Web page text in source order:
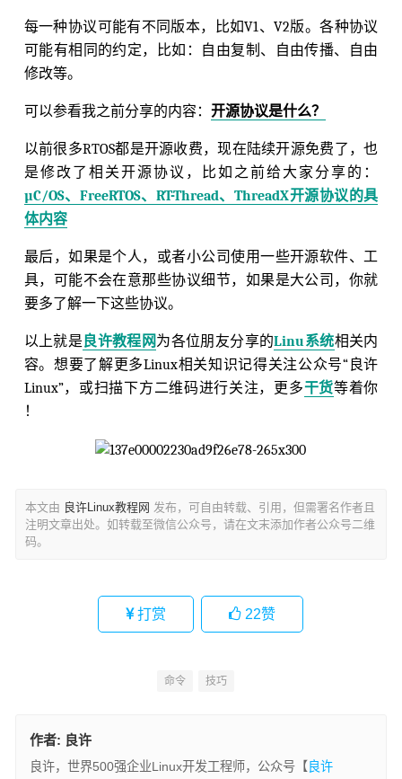
每一种协议可能有不同版本，比如V1、V2版。各种协议
可能有相同的约定，比如：自由复制、自由传播、自由
修改等。
可以参看我之前分享的内容： 开源协议是什么？
以前很多RTOS都是开源收费，现在陆续开源免费了，也
是修改了相关开源协议，比如之前给大家分享的：
µC/OS、FreeRTOS、RT-Thread、ThreadX开源协议的具
体内容
最后，如果是个人，或者小公司使用一些开源软件、工
具，可能不会在意那些协议细节，如果是大公司，你就
要多了解一下这些协议。
以上就是良许教程网为各位朋友分享的Linu系统相关内
容。想要了解更多Linux相关知识记得关注公众号“良许
Linux”，或扫描下方二维码进行关注，更多干货等着你
！
本文由 良许Linux教程网 发布，可自由转载、引用，但需署名作者且
注明文章出处。如转载至微信公众号，请在文末添加作者公众号二维
码。
打赏 22赞
命令 技巧
作者: 良许
良许，世界500强企业Linux开发工程师，公众号【 良许